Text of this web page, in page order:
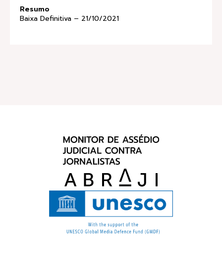
Resumo
Baixa Definitiva – 21/10/2021